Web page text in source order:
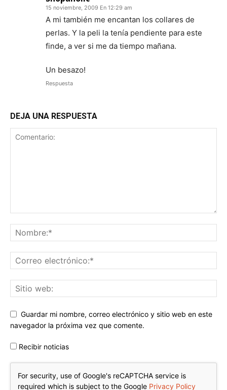
15 noviembre, 2009 En 12:29 am
A mi también me encantan los collares de
perlas. Y la peli la tenía pendiente para este
finde, a ver si me da tiempo mañana.
Un besazo!
Respuesta
DEJA UNA RESPUESTA
Guardar mi nombre, correo electrónico y sitio web en este
navegador la próxima vez que comente.
Recibir noticias
For security, use of Google's reCAPTCHA service is
required which is subject to the Google Privacy Policy